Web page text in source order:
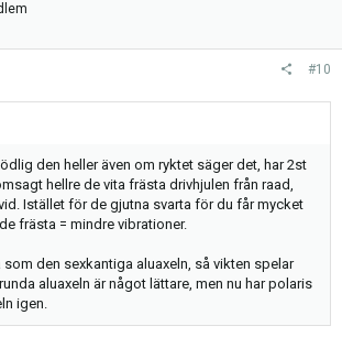
#10
den heller även om ryktet säger det, har 2st
hellre de vita frästa drivhjulen från raad,
Istället för de gjutna svarta för du får mycket
frästa = mindre vibrationer.
som den sexkantiga aluaxeln, så vikten spelar
aluaxeln är något lättare, men nu har polaris
igen.